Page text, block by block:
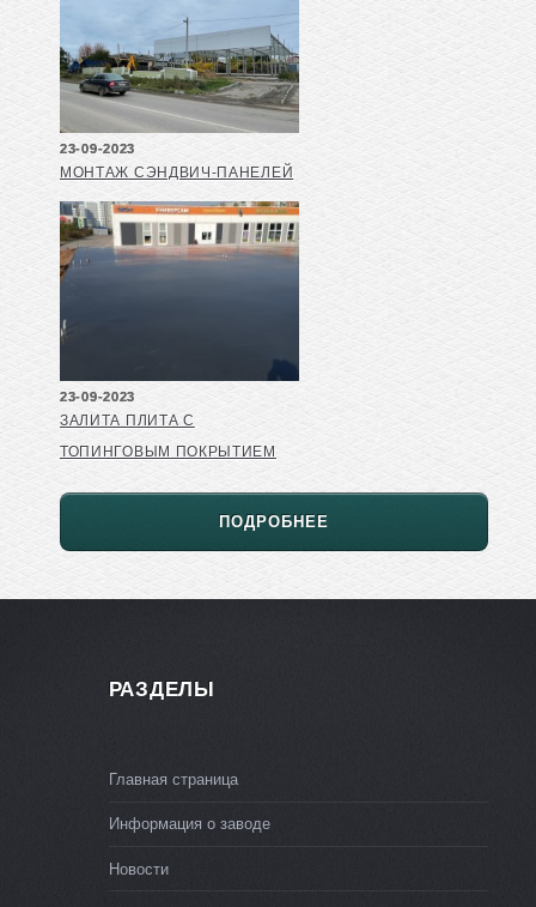
23-09-2023
МОНТАЖ СЭНДВИЧ-ПАНЕЛЕЙ
23-09-2023
ЗАЛИТА ПЛИТА С
ТОПИНГОВЫМ ПОКРЫТИЕМ
ПОДРОБНЕЕ
РАЗДЕЛЫ
Главная страница
Информация о заводе
Новости